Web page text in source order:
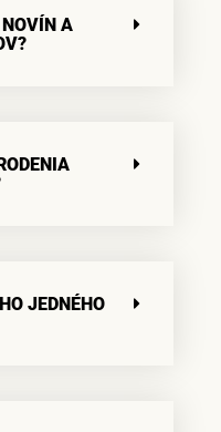
A
JEDNÉHO